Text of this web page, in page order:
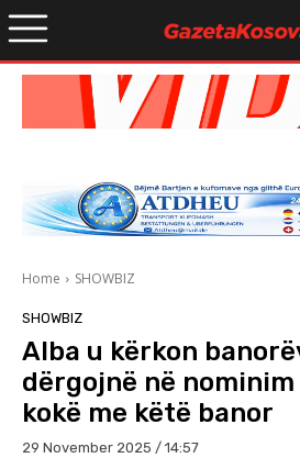
Home SHOWBIZ
SHOWBIZ
Alba u kërkon
dërgojnë në nominim
kokë me këtë banor
29 November 2025 / 14:57